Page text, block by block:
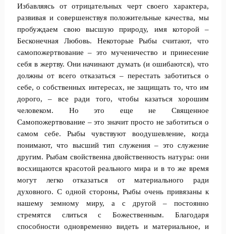
Избавляясь от отрицательных черт своего характера,
развивая и совершенствуя положительные качества, мы
пробуждаем свою высшую природу, имя которой –
Бесконечная Любовь. Некоторые Рыбы считают, что
самопожертвование – это мученичество и принесение
себя в жертву. Они начинают думать (и ошибаются), что
должны от всего отказаться – перестать заботиться о
себе, о собственных интересах, не защищать то, что им
дорого, – все ради того, чтобы казаться хорошим
человеком. Но это еще не Священное
Самопожертвование – это значит просто не заботиться о
самом себе. Рыбы чувствуют воодушевление, когда
понимают, что высший тип служения – это служение
другим. Рыбам свойственна двойственность натуры: они
восхищаются красотой реального мира и в то же время
могут легко отказаться от материального ради
духовного. С одной стороны, Рыбы очень привязаны к
нашему земному миру, а с другой – постоянно
стремятся слиться с Божественным. Благодаря
способности одновременно видеть и материальное, и